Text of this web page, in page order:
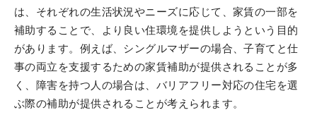
は、それぞれの生活状況やニーズに応じて、家賃の一部を
補助することで、より良い住環境を提供しようという目的
があります。例えば、シングルマザーの場合、子育てと仕
事の両立を支援するための家賃補助が提供されることが多
く、障害を持つ人の場合は、バリアフリー対応の住宅を選
ぶ際の補助が提供されることが考えられます。